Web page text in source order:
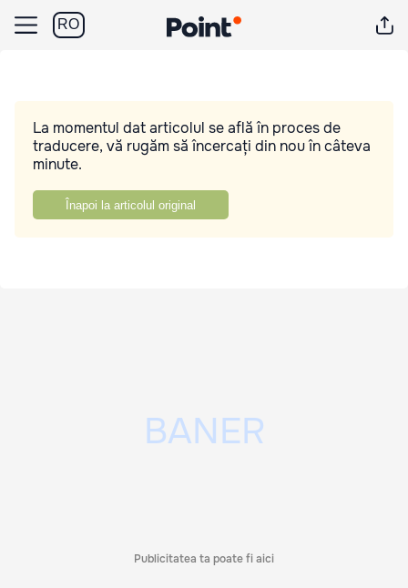
RO
La momentul dat articolul se află în proces de
traducere, vă rugăm să încercați din nou în câteva
minute.
Înapoi la articolul original
Publicitatea ta poate fi aici